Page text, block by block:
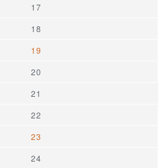
17
18
19
20
21
22
23
24